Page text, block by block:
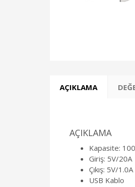
AÇIKLAMA
AÇIKLAMA
Kapasite:
Giriş: 5V/20A
Çıkış: 5V/
USB Kablo